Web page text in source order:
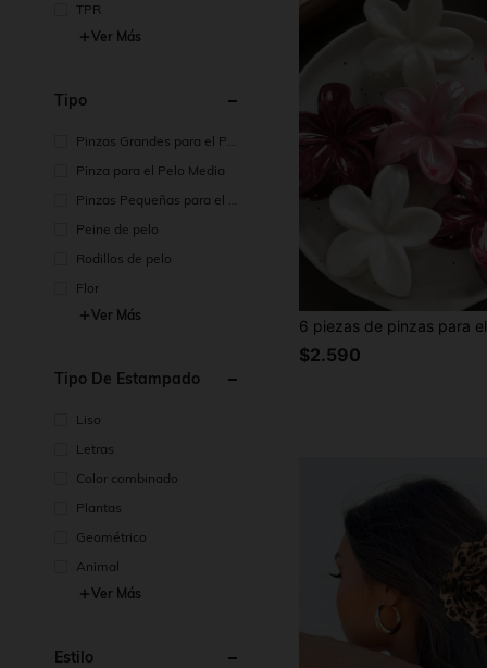
TPR
Ver Más
Tipo
Pinzas Grandes para el Pel
Pinza para el Pelo Media
Pinzas Pequeñas para el P
Peine de pelo
Rodillos de pelo
Flor
Ver Más
Tipo De Estampado
Liso
Letras
Color combinado
Plantas
Geométrico
Animal
Ver Más
Estilo
$2.590